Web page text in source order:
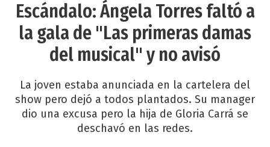
Escándalo: Ángela Torres faltó a
la gala de "Las primeras damas
del musical" y no avisó
La joven estaba anunciada en la cartelera del
show pero dejó a todos plantados. Su manager
dio una excusa pero la hija de Gloria Carrá se
deschavó en las redes.